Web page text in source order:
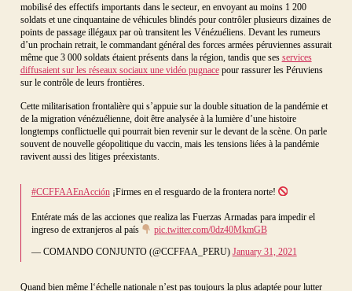
mobilisé des effectifs importants dans le secteur, en envoyant au moins 1 200
soldats et une cinquantaine de véhicules blindés pour contrôler plusieurs dizaines de
points de passage illégaux par où transitent les Vénézuéliens. Devant les rumeurs
d’un prochain retrait, le commandant général des forces armées péruviennes assurait
même que 3 000 soldats étaient présents dans la région, tandis que ses services
diffusaient sur les réseaux sociaux une vidéo pugnacepour rassurer les Péruviens
sur le contrôle de leurs frontières.
Cette militarisation frontalière qui s’appuie sur la double situation de la pandémie et
de la migration vénézuélienne, doit être analysée à la lumière d’une histoire
longtemps conflictuelle qui pourrait bien revenir sur le devant de la scène. On parle
souvent de nouvelle géopolitique du vaccin, mais les tensions liées à la pandémie
ravivent aussi des litiges préexistants.
#CCFFAAEnAcción¡Firmes en el resguardo de la frontera norte!
Entérate más de las acciones que realiza las Fuerzas Armadas para impedir el
ingreso de extranjeros al país
pic.twitter.com/0dz40MkmGB
— COMANDO CONJUNTO (@CCFFAA_PERU) January 31, 2021
Quand bien même l‘échelle nationale n’est pas toujours la plus adaptée pour lutter